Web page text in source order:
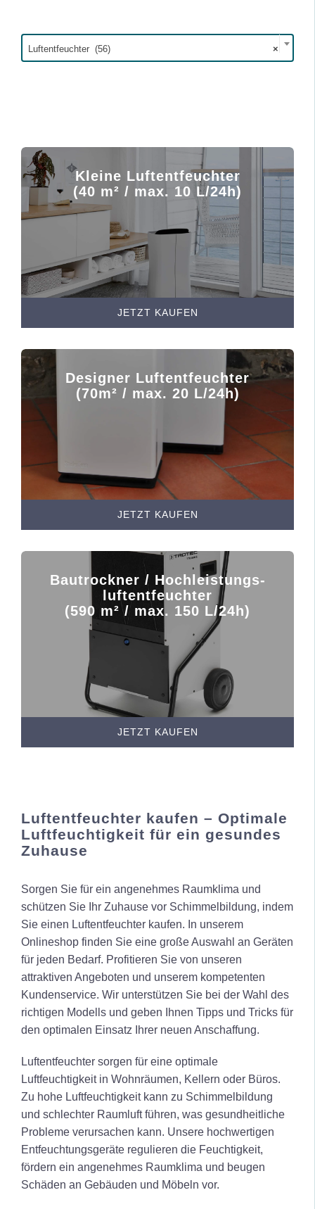
e
i
e
i
×
Luftentfeuchter (56)
Kleine Luftentfeuchter
(40 m² / max. 10 L/24h)
JETZT KAUFEN
Designer Luftentfeuchter
(70m² / max. 20 L/24h)
JETZT KAUFEN
Bautrockner / Hochleistungs-
luftentfeuchter
(590 m² / max. 150 L/24h)
JETZT KAUFEN
Luftentfeuchter kaufen – Optimale
Luftfeuchtigkeit für ein gesundes
Zuhause
Sorgen Sie für ein angenehmes Raumklima und
schützen Sie Ihr Zuhause vor Schimmelbildung, indem
Sie einen Luftentfeuchter kaufen. In unserem
Onlineshop finden Sie eine große Auswahl an Geräten
für jeden Bedarf. Profitieren Sie von unseren
attraktiven Angeboten und unserem kompetenten
Kundenservice. Wir unterstützen Sie bei der Wahl des
richtigen Modells und geben Ihnen Tipps und Tricks für
den optimalen Einsatz Ihrer neuen Anschaffung.
Luftentfeuchter sorgen für eine optimale
Luftfeuchtigkeit in Wohnräumen, Kellern oder Büros.
Zu hohe Luftfeuchtigkeit kann zu Schimmelbildung
und schlechter Raumluft führen, was gesundheitliche
Probleme verursachen kann. Unsere hochwertigen
Entfeuchtungsgeräte regulieren die Feuchtigkeit,
fördern ein angenehmes Raumklima und beugen
Schäden an Gebäuden und Möbeln vor.